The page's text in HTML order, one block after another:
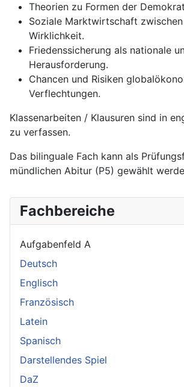
Fachbereiche
Aufgabenfeld A
Deutsch
Englisch
Französisch
Latein
Spanisch
Darstellendes Spiel
DaZ
Theorien zu Formen der
Soziale Marktwirtschaft
Wirklichkeit.
Friedenssicherung als nationale
Herausforderung.
Chancen und Risiken
Verflechtungen.
Klassenarbeiten / Klausuren sind in
zu verfassen.
Das bilinguale Fach kann als
mündlichen Abitur (P5) gewählt